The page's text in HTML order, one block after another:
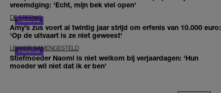
vreemdging: 'Echt, mijn bek viel open'
DE ERFENIS
Amy’s zus voert al twintig jaar strijd om erfenis van 10.000 euro:
'Op de uitvaart is ze niet geweest'
LEKKER SAMENGESTELD
Stiefmoeder Naomi is niet welkom bij verjaardagen: 'Hun
moeder wil niet dat ik er ben'